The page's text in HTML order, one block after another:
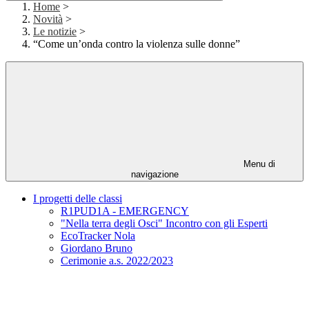
Home >
Novità >
Le notizie >
“Come un’onda contro la violenza sulle donne”
Menu di
navigazione
I progetti delle classi
R1PUD1A - EMERGENCY
"Nella terra degli Osci" Incontro con gli Esperti
EcoTracker Nola
Giordano Bruno
Cerimonie a.s. 2022/2023